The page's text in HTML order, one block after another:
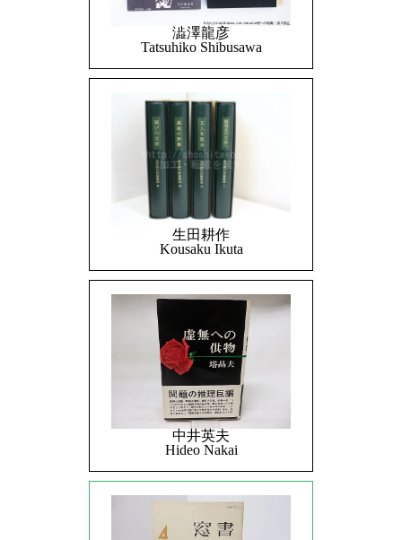
澁澤龍彦
Tatsuhiko Shibusawa
生田耕作
Kousaku Ikuta
中井英夫
Hideo Nakai